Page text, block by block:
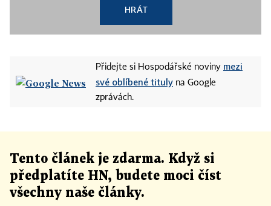
HRÁT
Přidejte si Hospodářské noviny mezi
své oblíbené tituly na Google
zprávách.
Tento článek je zdarma. Když si
předplatíte HN, budete moci číst
všechny naše články.